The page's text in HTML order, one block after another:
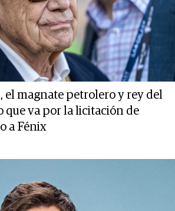
el magnate petrolero y rey del
va por la licitación de
a Fénix